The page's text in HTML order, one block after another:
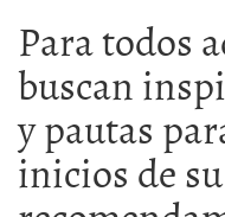
Para todos
buscan
y pautas
inicios de